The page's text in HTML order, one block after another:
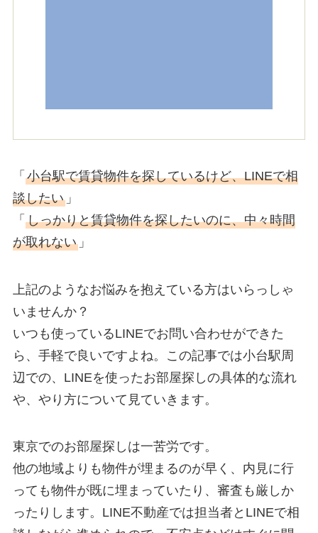
「 小台駅で賃貸物件を探しているけど、LINEで相
談したい」
「 しっかりと賃貸物件を探したいのに、中々時間
が取れない」
上記のようなお悩みを抱えている方はいらっしゃ
いませんか？
いつも使っているLINEでお問い合わせができた
ら、手軽で良いですよね。この記事では小台駅周
辺での、LINEを使ったお部屋探しの具体的な流れ
や、やり方について見ていきます。
東京でのお部屋探しは一苦労です。
他の地域よりも物件が埋まるのが早く、内見に行
っても物件が既に埋まっていたり、審査も厳しか
ったりします。LINE不動産では担当者とLINEで相